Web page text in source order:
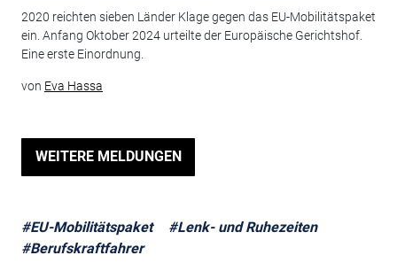
2020 reichten sieben Länder Klage gegen das EU-Mobilitätspaket
ein. Anfang Oktober 2024 urteilte der Europäische Gerichtshof.
Eine erste Einordnung.
von Eva Hassa
WEITERE MELDUNGEN
#EU-Mobilitätspaket
#Lenk- und Ruhezeiten
#Berufskraftfahrer